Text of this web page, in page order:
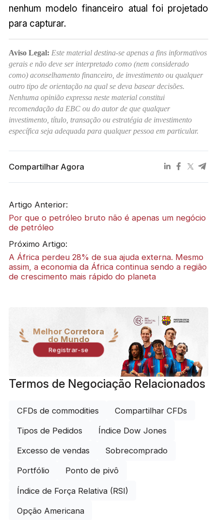
nenhum modelo financeiro atual foi projetado
para capturar.
Aviso Legal: Este material destina-se apenas a fins informativos
gerais e não deve ser interpretado como (nem considerado
como) aconselhamento financeiro, de investimento ou qualquer
outro tipo de orientação na qual se deva basear decisões.
Nenhuma opinião expressa neste material constitui
recomendação da EBC ou do autor de que qualquer
investimento, título, transação ou estratégia de investimento
específica seja adequada para qualquer pessoa em particular.
Compartilhar Agora
Artigo Anterior:
Por que o petróleo bruto não é apenas um negócio
de petróleo
Próximo Artigo:
A África perdeu 28% de sua ajuda externa. Mesmo
assim, a economia da África continua sendo a região
de crescimento mais rápido do planeta
Melhor Corretora
do Mundo
Registrar-se
Termos de Negociação Relacionados
CFDs de commodities Compartilhar CFDs
Tipos de Pedidos Índice Dow Jones
Excesso de vendas Sobrecomprado
Portfólio Ponto de pivô
Índice de Força Relativa (RSI)
Opção Americana